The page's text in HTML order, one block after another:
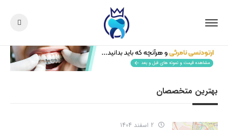
بهترین متخصصان